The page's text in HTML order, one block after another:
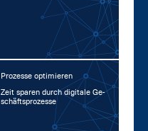
Prozesse optimieren
Zeit spa­ren durch di­gi­ta­le Ge­
schäfts­pro­zes­se